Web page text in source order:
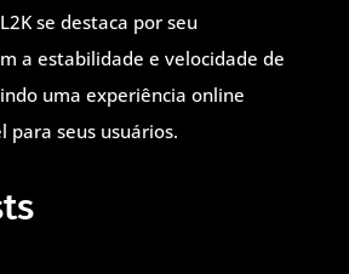
se destaca por seu
a estabilidade e velocidade de
uma experiência online
para seus usuários.